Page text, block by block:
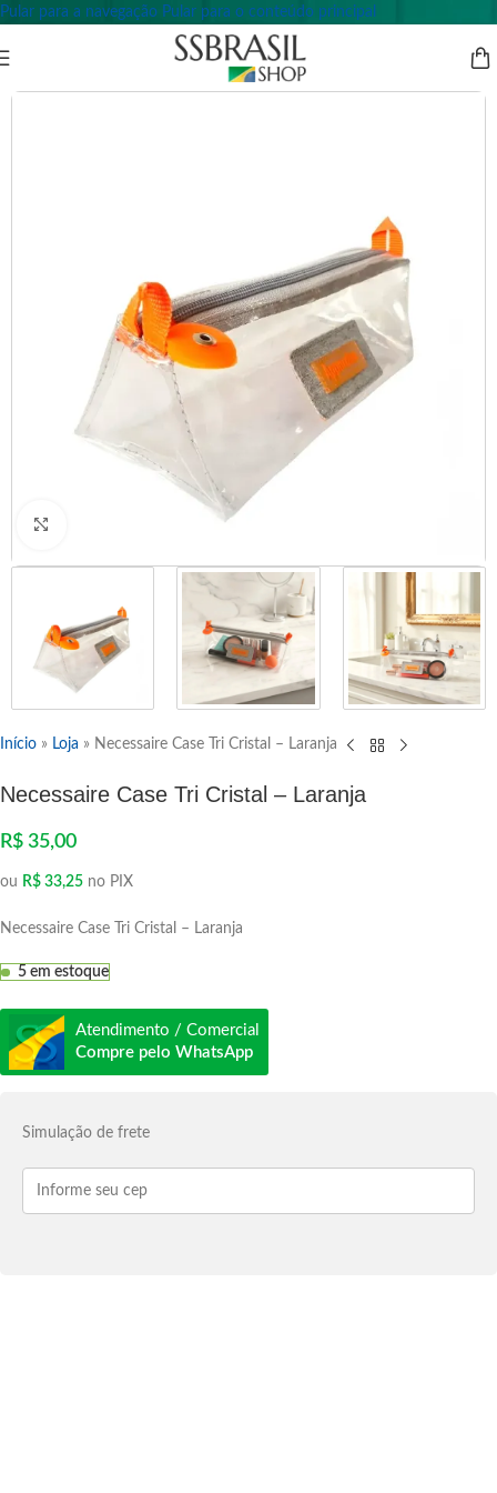
Pular para a navegação Pular para o conteúdo principal
Início » Loja » Necessaire Case Tri Cristal – Laranja
Necessaire Case Tri Cristal – Laranja
R$ 35,00
ou R$ 33,25 no PIX
Necessaire Case Tri Cristal – Laranja
5 em estoque
Atendimento / Comercial
Compre pelo WhatsApp
Simulação de frete